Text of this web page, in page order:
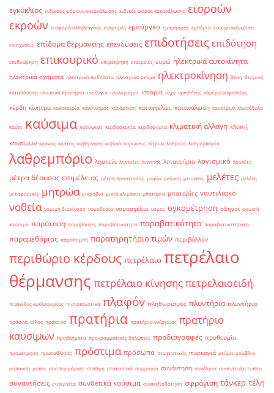
εγκύκλιος ειδικούς φόρους κατανάλωσης ειδικός φόρος κατανάλωσης εισροών
εκροών εισφορά αλληλεγγύης εισφορές εμπάργκο εμπρησμός εμπόριο ενεργειακή κρίση
ενισχύσεις επίδομα θέρμανσης επενδύσεις επιδοτήσεις επιδότηση
επιθεώρηση επικουρικό επιμέτρηση εταιρείες ευρώ ηλεκτρικά αυτοκίνητα
ηλεκτρικά οχήματα ηλεκτρικά ποδήλατα ηλεκτρικό ρεύμα ηλεκτροκίνηση θέση θερμική
καταπόνηση ιδιωτικά πρατήρια ισοζύγιο ισολογισμοί ιστορία ισχύ ιχνηθέτης κάμερα ασφαλείας
κέρδη κίνητρα κακοκαιρία κανονισμός κατάρτιση καταγγελίες κατανάλωση καυσίμων καυσόξυλα
καύσι καύσιμα καύσωνας κερδοσκοπία κερδοφορία κλιματική αλλαγή κλοπή
καυσίμων κράνος κράτος κυβέρνηση κυβικά κυρώσεις λίτρων λαθραία λαθρεμπορία
λαθρεμπόριο ληστεία ληστείες λιγνίτης λιπαντήρια λογισμικό λουκέτο
μέτρα δέουσας επιμέλειας μέτρα προστασίας μαφία μείωση μειώσεις μελέτες μελέτη
μεταφορικές μητρώα μικρόβια μικτά κλιμάκια μπαταρία μπαταρίες ναυτιλιακό
νοθεία νομιμη διακίνηση νομοθεσία νομοσχέδιο νόμος ογκομέτρηση οδηγοί ορυκτά
καύσιμα παράταση παραβάσεις παραβάτικότητα παραβατικότητα παραβατικότητατα
παραμεθόριος παραπομπή παρατηρητήριο τιμών περιβάλλον
περιθώριο κέρδους πετρέλαιο πετρέλαιο
θέρμανσης πετρέλαιο κίνησηςπετρελαιοειδή
πινακίδες κυκλοφορίας πιστοποιητικά πλαφόν πληθωρισμός πλυντήρια πλυντήριο
πράσινο τέλος πρακτικό πρατήρια πρατήριο ενέργειας πρατήριο
καυσίμων προβλήματα προγραμματικές δηλώσεις προδιαγραφές προθεσμία
προμέτρηση πρωταθλητές πρόστιμα πρόσωπα πτωχευτικός πυρκαγιά ρεύμα ρούβλια
ρύπανση ρύποι σούπερ μάρκετ στάθμη στατιστικά συμμορία συνάντηση συνέδριο συνέντευξη τύπου
συναντήσεις συνεργεία συνθετικά καύσιμα συνταξιοδότηση σφράγιση τάνκερ τέλη